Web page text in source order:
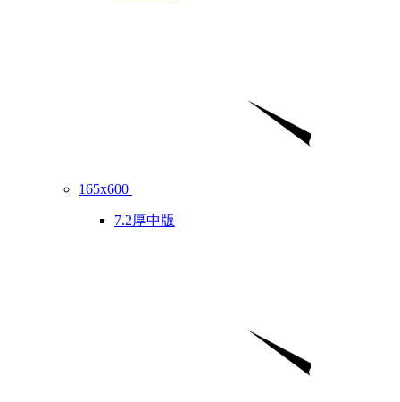
165x600
7.2厚中版